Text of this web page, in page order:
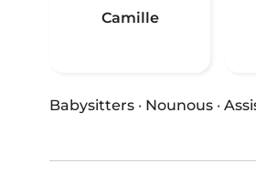
Camille
Babysitters · Nounous ·